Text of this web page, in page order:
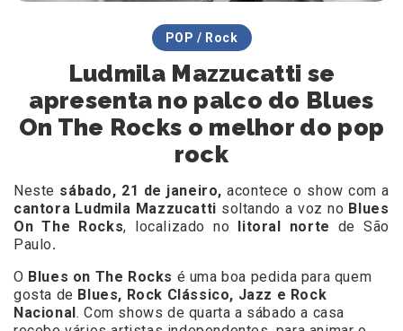
POP / Rock
Ludmila Mazzucatti se
apresenta no palco do Blues
On The Rocks o melhor do pop
rock
Neste sábado, 21 de janeiro, acontece o show com a
cantora Ludmila Mazzucatti soltando a voz no Blues
On The Rocks, localizado no litoral norte de São
Paulo.
O Blues on The Rocks é uma boa pedida para quem
gosta de Blues, Rock Clássico, Jazz e Rock
Nacional . Com shows de quarta a sábado a casa